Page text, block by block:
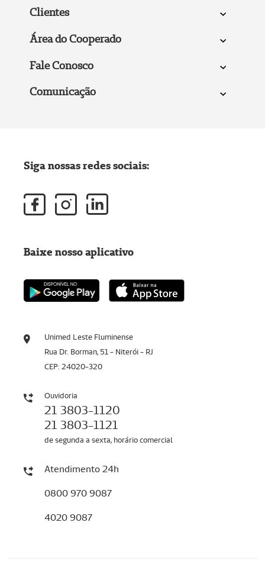
Clientes
Área do Cooperado
Fale Conosco
Comunicação
Unimed Leste Fluminense
Rua Dr. Borman, 51 - Niterói - RJ
CEP: 24020-320
Ouvidoria
21 3803-1120
21 3803-1121
de segunda a sexta, horário comercial
Atendimento 24h
0800 970 9087
4020 9087
Siga nossas redes sociais:
Baixe nosso aplicativo